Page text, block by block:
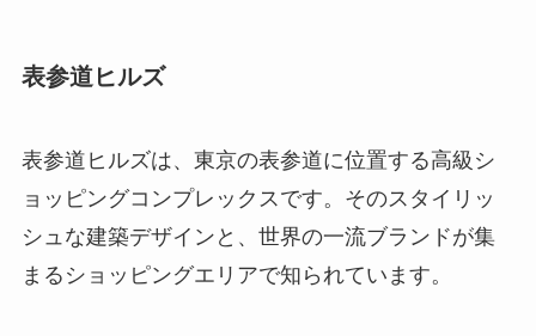
表参道ヒルズ
表参道ヒルズは、東京の表参道に位置する高級シ
ョッピングコンプレックスです。そのスタイリッ
シュな建築デザインと、世界の一流ブランドが集
まるショッピングエリアで知られています。